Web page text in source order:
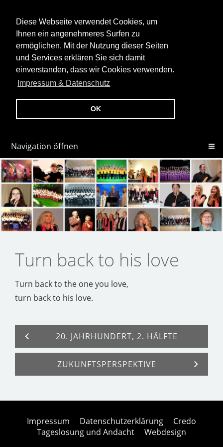
Diese Webseite verwendet Cookies, um
Ihnen ein angenehmeres Surfen zu
ermöglichen. Mit der Nutzung dieser Seiten
und Services erklären Sie sich damit
einverstanden, dass wir Cookies verwenden.
Impressum & Datenschutz
OK
Navigation öffnen
Turn back to his love
Turn back to the one you love,
turn back to his love.
20. JAHRHUNDERT, 2. HÄLFTE
ZUKUNFTSPERSPEKTIVE
Impressum Datenschutzerklärung
Credo
Tageslosung und Andacht
Webdesign